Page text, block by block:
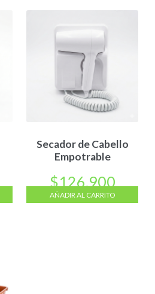
Secador de Cabello
Empotrable
$126.900
AÑADIR AL CARRITO